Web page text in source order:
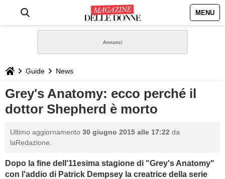
MENU
STILE
BIOGRAFIE
DEFINIZIONI
GASTRONOMIA
Guide News
Grey's Anatomy: ecco perché il
dottor Shepherd è morto
Ultimo aggiornamento 30 giugno 2015 alle 17:22 da
laRedazione.
Dopo la fine dell'11esima stagione di "Grey's Anatomy"
con l'addio di Patrick Dempsey a creatrice della serie